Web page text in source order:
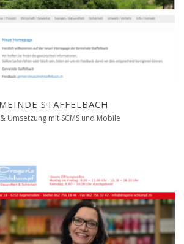
STAFFELBACH
Umsetzung mit SCMS und Mobile